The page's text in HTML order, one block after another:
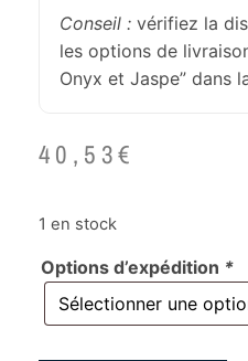
Conseil : vérifiez la
les options de
Onyx et Jaspe” dans
40,53€
1 en stock
Options d’expédition *